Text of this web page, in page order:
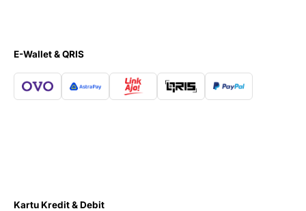
E-Wallet & QRIS
Kartu Kredit & Debit